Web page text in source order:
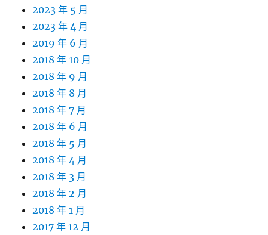
2023 年 5 月
2023 年 4 月
2019 年 6 月
2018 年 10 月
2018 年 9 月
2018 年 8 月
2018 年 7 月
2018 年 6 月
2018 年 5 月
2018 年 4 月
2018 年 3 月
2018 年 2 月
2018 年 1 月
2017 年 12 月